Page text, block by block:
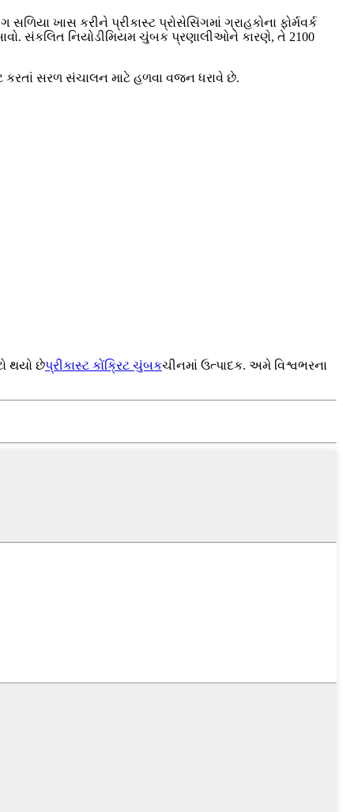
સળિયા ખાસ કરીને પ્રીકાસ્ટ પ્રોસેસિંગમાં ગ્રાહકોના ફોર્મવર્ક
સંકલિત નિયોડીમિયમ ચુંબક પ્રણાલીઓને કારણે, તે 2100
કરતાં સરળ સંચાલન માટે હળવા વજન ધરાવે છે.
થયો છેપ્રીકાસ્ટ કોંક્રિટ ચુંબકચીનમાં ઉત્પાદક. અમે વિશ્વભરના